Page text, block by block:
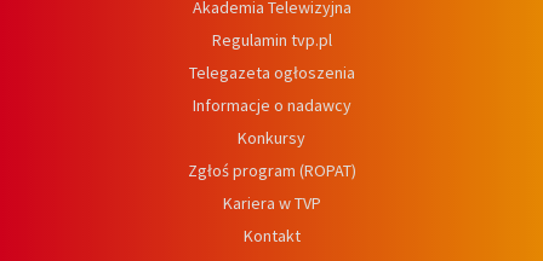
Akademia Telewizyjna
Regulamin tvp.pl
Telegazeta ogłoszenia
Informacje o nadawcy
Konkursy
Zgłoś program (ROPAT)
Kariera w TVP
Kontakt